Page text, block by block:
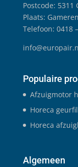
Postcode: 5311
Plaats: Gameren
Telefoon: 0418
Populaire
Afzuigmotor
Horeca
Horeca
Algemeen